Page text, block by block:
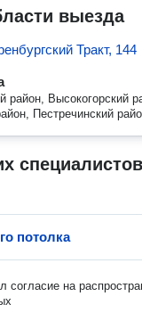
выезда
Тракт, 144
район, Высокогорский
Пестречинский
специалистов
потолка
согласие на